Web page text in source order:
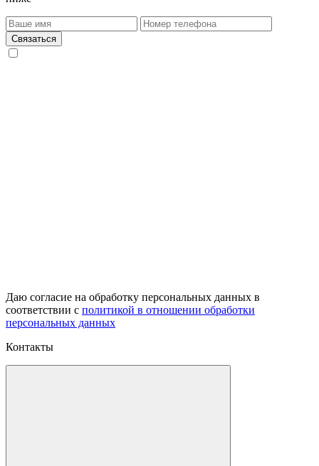
Даю согласие на обработку персональных данных в
соответствии с политикой в отношении обработки
персональных данных
Контакты